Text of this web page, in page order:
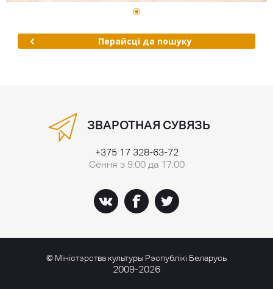
Перайсці да пошуку
ЗВАРОТНАЯ СУВЯЗЬ
+375 17 328-63-72
Сёння з 9:00 да 17:00
© Міністэрства культуры Рэспублікі Беларусь
2009-2026